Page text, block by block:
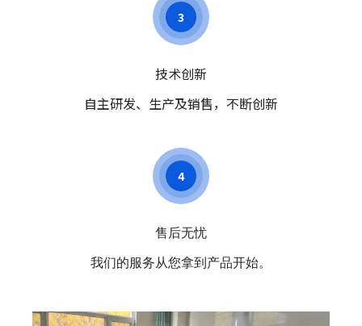
3
技术创新
自主研发、生产及销售，不断创新
4
售后无忧
我们的服务从您拿到产品开始。